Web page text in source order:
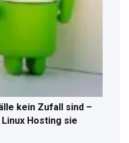
kein Zufall sind –
Hosting sie